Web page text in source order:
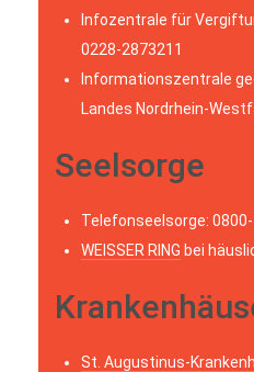
Infozentrale für
0228-2873211
Informationszentrale
Landes Nordrhein-
Seelsorge
Telefonseelsorge:
WEISSER RING bei
St. Augustinus-